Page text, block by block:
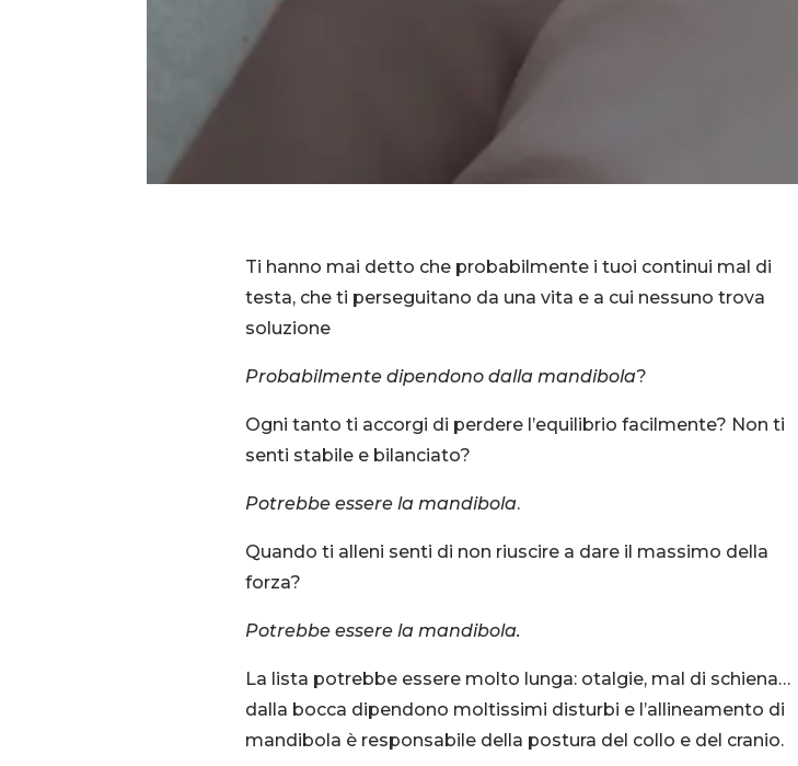
Ti hanno mai detto che probabilmente i tuoi continui mal di
testa, che ti perseguitano da una vita e a cui nessuno trova
soluzione
Probabilmente dipendono dalla mandibola?
Ogni tanto ti accorgi di perdere l’equilibrio facilmente? Non ti
senti stabile e bilanciato?
Potrebbe essere la mandibola.
Quando ti alleni senti di non riuscire a dare il massimo della
forza?
Potrebbe essere la mandibola.
La lista potrebbe essere molto lunga: otalgie, mal di schiena…
dalla bocca dipendono moltissimi disturbi e l’allineamento di
mandibola è responsabile della postura del collo e del cranio.